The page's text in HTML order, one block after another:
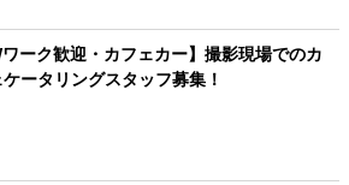
ワーク歓迎・カフェカー】撮影現場でのカ
ケータリングスタッフ募集！